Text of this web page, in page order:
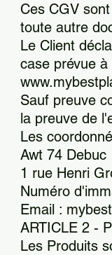
Ces CGV
toute autre
Le Client
case prévue
Sauf preuve
la preuve de
Les
Awt 74 Debuc
1 rue Henri
Numéro
Email :
ARTICLE 2 -
Les Produits